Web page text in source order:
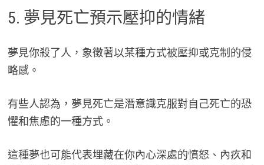
5. 夢見死亡預示壓抑的情緒
夢見你殺了人，象徵著以某種方式被壓抑或克制的侵
略感。
有些人認為，夢見死亡是潛意識克服對自己死亡的恐
懼和焦慮的一種方式。
這種夢也可能代表埋藏在你內心深處的憤怒、內疚和